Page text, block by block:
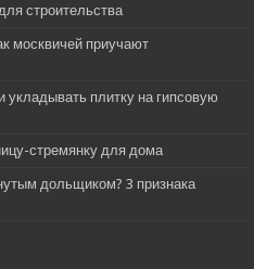
строительства
москвичей приучают
укладывать плитку на гипсовую
стремянку для дома
дольщиком? 3 признака